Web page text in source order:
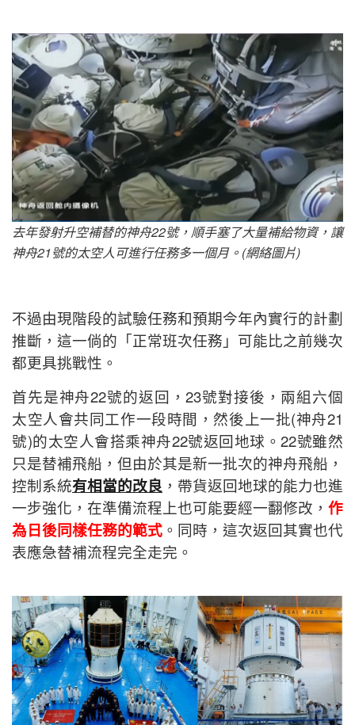
去年發射升空補替的神舟22號，順手塞了大量補給物資，讓
神舟21號的太空人可進行任務多一個月。(網絡圖片)
不過由現階段的試驗任務和預期今年內實行的計劃
推斷，這一倘的「正常班次任務」可能比之前幾次
都更具挑戰性。
首先是神舟22號的返回，23號對接後，兩組六個
太空人會共同工作一段時間，然後上一批(神舟21
號)的太空人會搭乘神舟22號返回地球。22號雖然
只是替補飛船，但由於其是新一批次的神舟飛船，
控制系統有相當的改良 ，帶貨返回地球的能力也進
一步強化，在準備流程上也可能要經一翻修改， 作
為日後同樣任務的範式 。同時，這次返回其實也代
表應急替補流程完全走完。